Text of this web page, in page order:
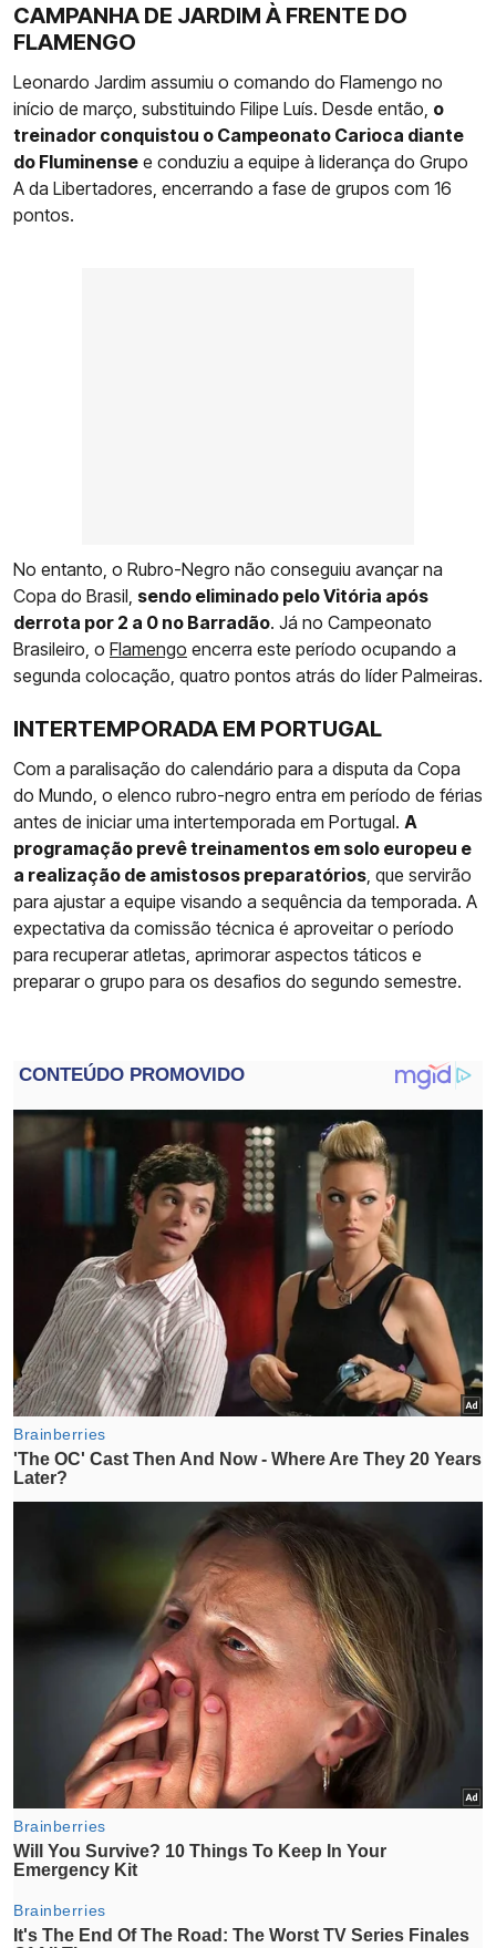
CAMPANHA DE JARDIM À FRENTE DO
FLAMENGO
Leonardo Jardim assumiu o comando do Flamengo no
início de março, substituindo Filipe Luís. Desde então, o
treinador conquistou o Campeonato Carioca diante
do Fluminense e conduziu a equipe à liderança do Grupo
A da Libertadores, encerrando a fase de grupos com 16
pontos.
No entanto, o Rubro-Negro não conseguiu avançar na
Copa do Brasil, sendo eliminado pelo Vitória após
derrota por 2 a 0 no Barradão. Já no Campeonato
Brasileiro, o Flamengo encerra este período ocupando a
segunda colocação, quatro pontos atrás do líder Palmeiras.
INTERTEMPORADA EM PORTUGAL
Com a paralisação do calendário para a disputa da Copa
do Mundo, o elenco rubro-negro entra em período de férias
antes de iniciar uma intertemporada em Portugal. A
programação prevê treinamentos em solo europeu e
a realização de amistosos preparatórios , que servirão
para ajustar a equipe visando a sequência da temporada. A
expectativa da comissão técnica é aproveitar o período
para recuperar atletas, aprimorar aspectos táticos e
preparar o grupo para os desafios do segundo semestre.